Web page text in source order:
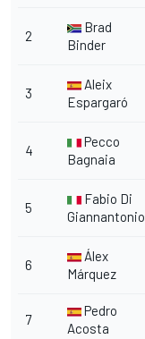
2
Brad
Binder
3
Aleix
Espargaró
4
Pecco
Bagnaia
5
Fabio Di
Giannantonio
6
Álex
Márquez
7
Pedro
Acosta